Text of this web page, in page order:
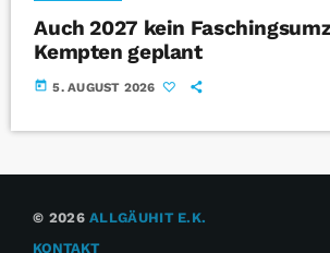
Auch 2027 kein
Kempten geplant
today 5. AUGUST 2026
© 2026ALLGÄUHIT E.K.
KONTAKT